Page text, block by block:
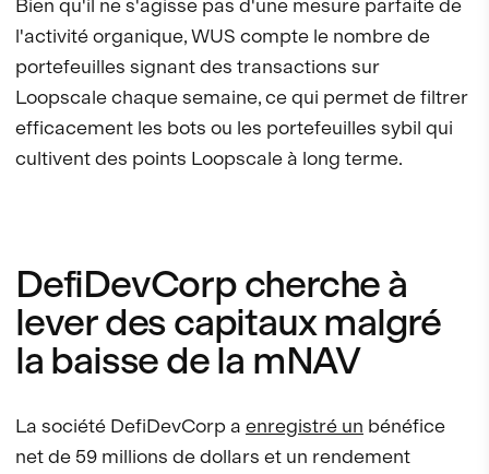
Bien qu'il ne s'agisse pas d'une mesure parfaite de
l'activité organique, WUS compte le nombre de
portefeuilles signant des transactions sur
Loopscale chaque semaine, ce qui permet de filtrer
efficacement les bots ou les portefeuilles sybil qui
cultivent des points Loopscale à long terme.
DefiDevCorp cherche à
lever des capitaux malgré
la baisse de la mNAV
La société DefiDevCorp a enregistré un bénéfice
net de 59 millions de dollars et un rendement